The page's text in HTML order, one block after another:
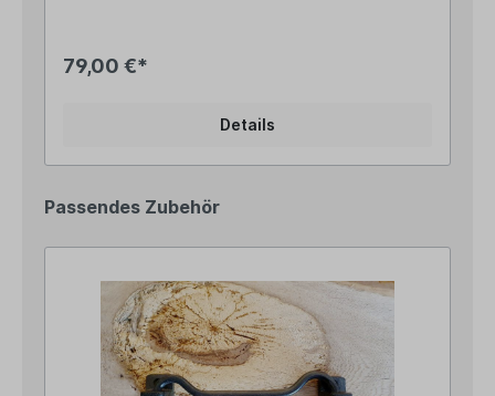
verzaubert mit seinem nostalgischen Fenster-
dein Zuhause. Die eckige Form mit feinen
Sprossen erinnert an ein altes Fenster und
lassen – so kannst du den Look immer wieder
geschlossen für einen charmanten Vintage-
Gefertigt aus massivem Holz mit einer liebevollen
Shabby Chic-Antik-Patina und bewusst
gesetzten Gebrauchsspuren, ist jedes Stück ein
Unikat mit eigenem Charakter.Hinweis: Jeder
Spiegel ist als Naturprodukt ein Unikat mit zum
79,00 €*
Details
Passendes Zubehör